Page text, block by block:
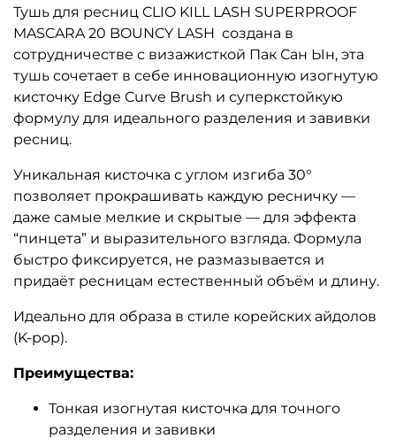
Тушь для ресниц CLIO KILL LASH SUPERPROOF
MASCARA 20 BOUNCY LASH создана в
сотрудничестве с визажисткой Пак Сан Ын, эта
тушь сочетает в себе инновационную изогнутую
кисточку Edge Curve Brush и суперкстойкую
формулу для идеального разделения и завивки
ресниц.
Уникальная кисточка с углом изгиба 30°
позволяет прокрашивать каждую ресничку —
даже самые мелкие и скрытые — для эффекта
“пинцета” и выразительного взгляда. Формула
быстро фиксируется, не размазывается и
придаёт ресницам естественный объём и длину.
Идеально для образа в стиле корейских айдолов
(K-pop).
Преимущества:
Тонкая изогнутая кисточка для точного
разделения и завивки